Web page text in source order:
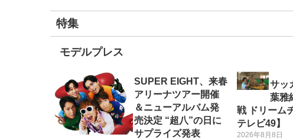
特集
モデルプレス
SUPER EIGHT、来春
アリーナツアー開催
＆ニューアルバム発
売決定 “超八”の日に
サプライズ発表
サッ
葉雅
戦 ドリーム
テレビ49】
2026年8月8日